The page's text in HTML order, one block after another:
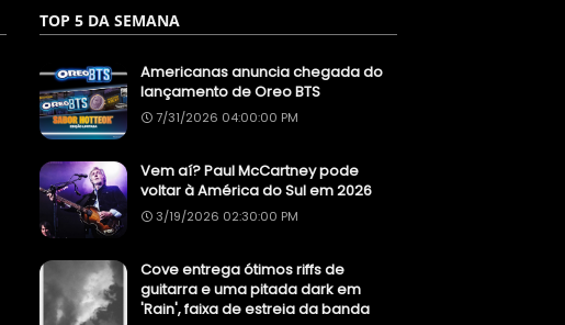
TOP 5 DA SEMANA
Americanas anuncia chegada do
lançamento de Oreo BTS
7/31/2026 04:00:00 PM
Vem aí? Paul McCartney pode
voltar à América do Sul em 2026
3/19/2026 02:30:00 PM
Cove entrega ótimos riffs de
guitarra e uma pitada dark em
'Rain', faixa de estreia da banda